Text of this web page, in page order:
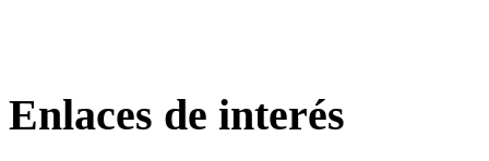
Enlaces de interés